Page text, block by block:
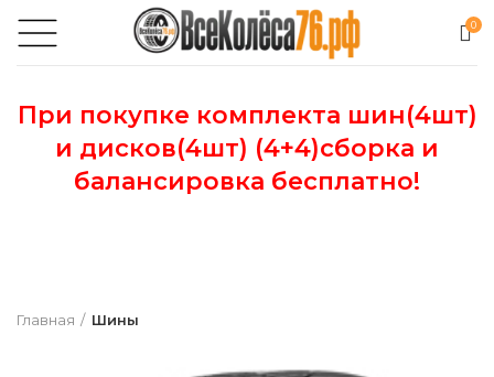
0
При покупке комплекта шин(4шт)
и дисков(4шт) (4+4)сборка и
балансировка бесплатно!
Главная Шины